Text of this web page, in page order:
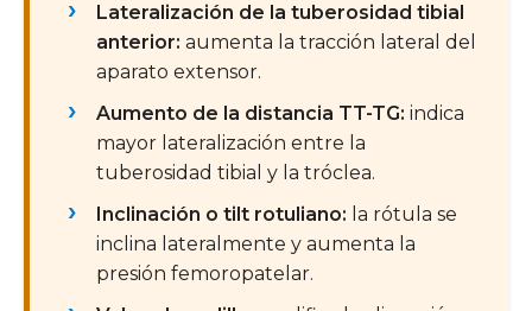
Lateralización de la tuberosidad tibial
anterior: aumenta la tracción lateral del
aparato extensor.
Aumento de la distancia TT-TG: indica
mayor lateralización entre la
tuberosidad tibial y la tróclea.
Inclinación o tilt rotuliano: la rótula se
inclina lateralmente y aumenta la
presión femoropatelar.